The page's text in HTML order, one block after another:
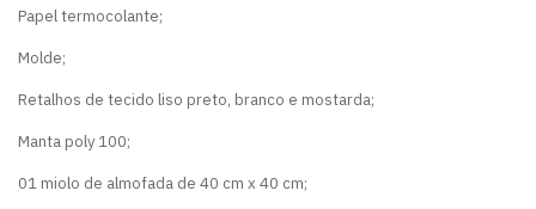
Papel termocolante;
Molde;
Retalhos de tecido liso preto, branco e mostarda;
Manta poly 100;
01 miolo de almofada de 40 cm x 40 cm;